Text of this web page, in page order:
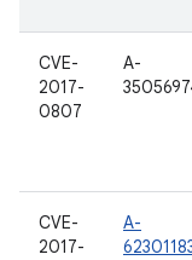
CVE-
2017-
0807
A-
CVE-
2017-
A-